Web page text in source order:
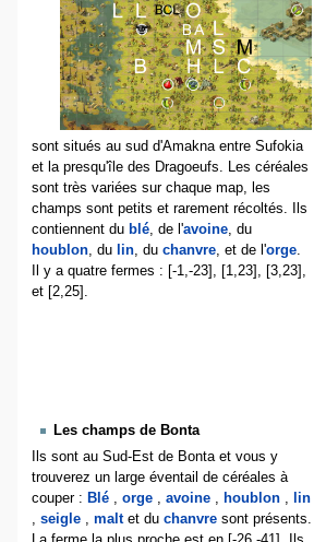
sont situés au sud d'Amakna entre Sufokia
et la presqu'île des Dragoeufs. Les céréales
sont très variées sur chaque map, les
champs sont petits et rarement récoltés. Ils
contiennent du blé, de l'avoine, du
houblon, du lin, du chanvre, et de l'orge.
Il y a quatre fermes : [-1,-23], [1,23], [3,23],
et [2,25].
Les champs de Bonta
Ils sont au Sud-Est de Bonta et vous y
trouverez un large éventail de céréales à
couper : Blé, orge, avoine, houblon,
lin
, seigle, maltet du chanvresont présents.